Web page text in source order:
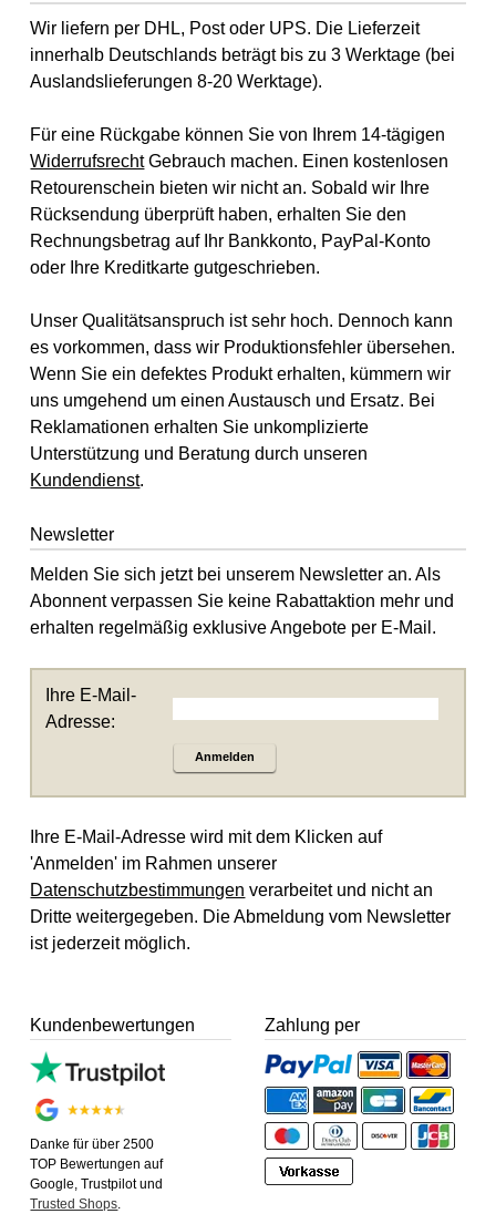
Wir liefern per DHL, Post oder UPS. Die Lieferzeit
innerhalb Deutschlands beträgt bis zu 3 Werktage (bei
Auslandslieferungen 8-20 Werktage).
Für eine Rückgabe können Sie von Ihrem 14-tägigen
WiderrufsrechtGebrauch machen. Einen kostenlosen
Retourenschein bieten wir nicht an. Sobald wir Ihre
Rücksendung überprüft haben, erhalten Sie den
Rechnungsbetrag auf Ihr Bankkonto, PayPal-Konto
oder Ihre Kreditkarte gutgeschrieben.
Unser Qualitätsanspruch ist sehr hoch. Dennoch kann
es vorkommen, dass wir Produktionsfehler übersehen.
Wenn Sie ein defektes Produkt erhalten, kümmern wir
uns umgehend um einen Austausch und Ersatz. Bei
Reklamationen erhalten Sie unkomplizierte
Unterstützung und Beratung durch unseren
Kundendienst.
Newsletter
Melden Sie sich jetzt bei unserem Newsletter an. Als
Abonnent verpassen Sie keine Rabattaktion mehr und
erhalten regelmäßig exklusive Angebote per E-Mail.
Ihre E-Mail-
Adresse:
Anmelden
Ihre E-Mail-Adresse wird mit dem Klicken auf
'Anmelden' im Rahmen unserer
Datenschutzbestimmungen verarbeitet und nicht an
Dritte weitergegeben. Die Abmeldung vom Newsletter
ist jederzeit möglich.
Kundenbewertungen
Danke für über 2500
TOP Bewertungen auf
Google, Trustpilot und
Trusted Shops.
Zahlung per